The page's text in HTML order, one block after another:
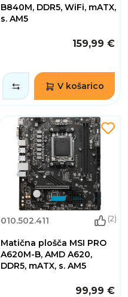
B840M, DDR5, WiFi, mATX,
s. AM5
159,99 €
V košarico
010.502.411 (2)
Matična plošča MSI PRO
A620M-B, AMD A620,
DDR5, mATX, s. AM5
99,99 €